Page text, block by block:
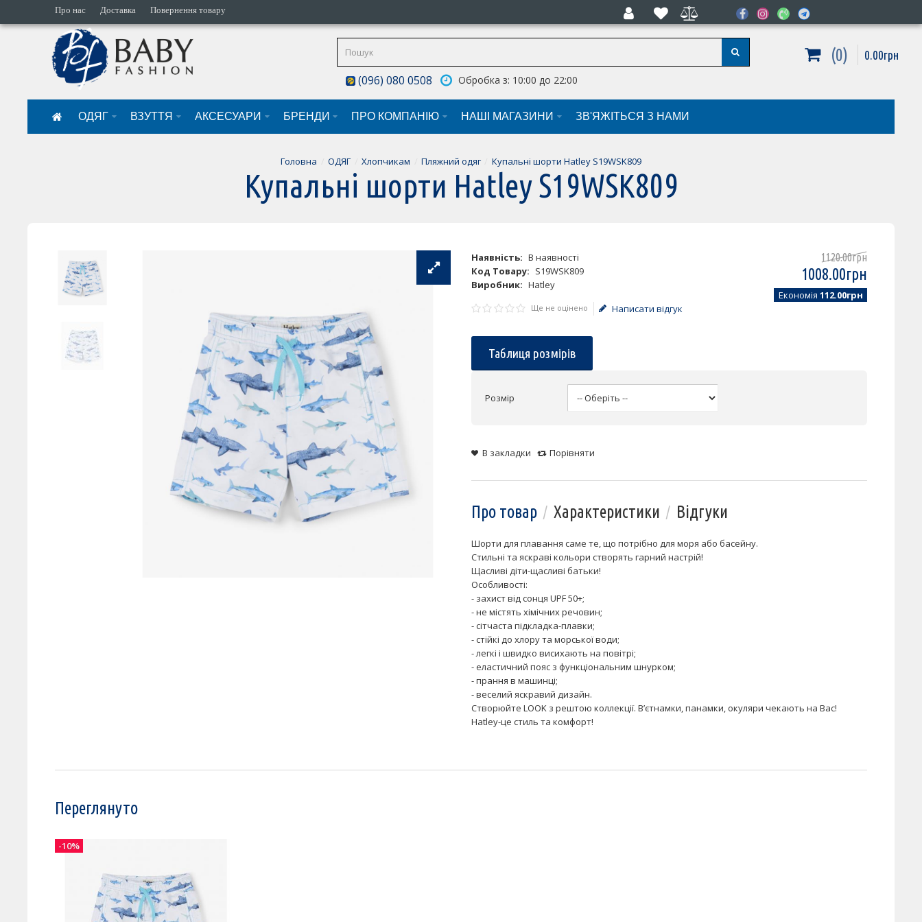
Про нас Доставка Повернення товару
(096) 080 0508 Обробка з: 10:00 до 22:00
0 0.00грн
ОДЯГ ВЗУТТЯ АКСЕСУАРИ БРЕНДИ ПРО КОМПАНІЮ НАШI МАГАЗИНИ ЗВ'ЯЖІТЬСЯ З НАМИ
Головна ОДЯГ Хлопчикам Пляжний одяг Купальні шорти Hatley S19WSK809
Купальні шорти Hatley S19WSK809
Наявність: В наявності
Код Товару: S19WSK809
Виробник: Hatley
1120.00грн
1008.00грн
Економія 112.00грн
Ще не оцінено Написати відгук
Таблиця розмірів
Розмір
В закладки Порівняти
Про товар Характеристики Відгуки
Шорти для плавання саме те, що потрібно для моря або басейну.
Стильні та яскраві кольори створять гарний настрій!
Щасливі діти-щасливі батьки!
Особливості:
- захист від сонця UPF 50+;
- не містять хімічних речовин;
- сітчаста підкладка-плавки;
- стійкі до хлору та морської води;
- легкі і швидко висихають на повітрі;
- еластичний пояс з функціональним шнурком;
- прання в машинці;
- веселий яскравий дизайн.
Створюйте LOOK з рештою коллекції. В’єтнамки, панамки, окуляри чекають на Вас!
Hatley-це стиль та комфорт!
Переглянуто
-10%